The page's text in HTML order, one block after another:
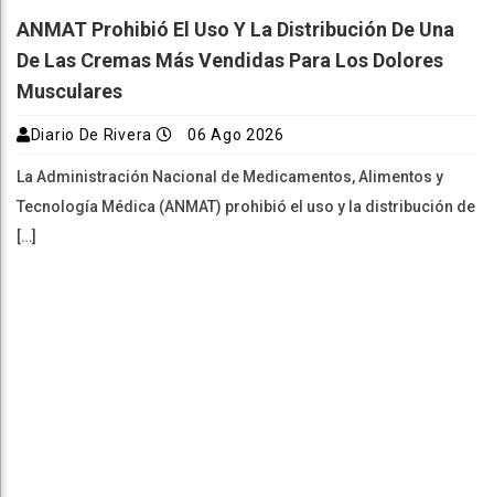
ANMAT Prohibió El Uso Y La Distribución De Una
De Las Cremas Más Vendidas Para Los Dolores
Musculares
Diario De Rivera 06 Ago 2026
La Administración Nacional de Medicamentos, Alimentos y
Tecnología Médica (ANMAT) prohibió el uso y la distribución de
[…]